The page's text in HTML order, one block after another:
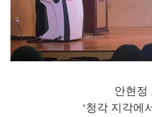
안현정
‘청각 지각에